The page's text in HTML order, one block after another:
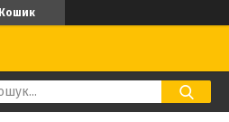
Кошик